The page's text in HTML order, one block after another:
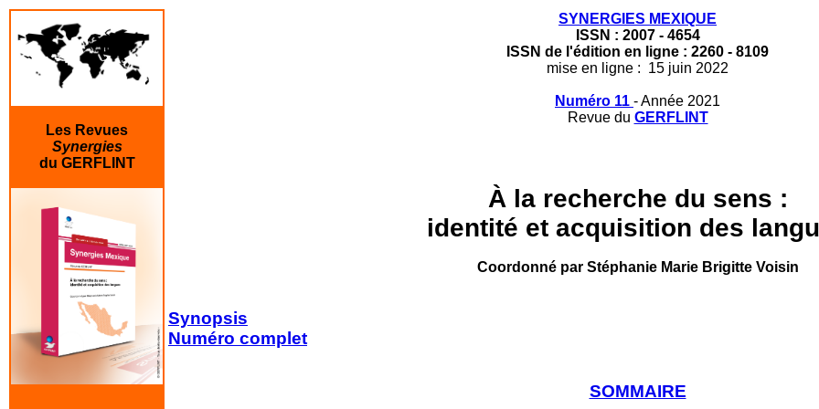
Les Revues
Synergies
du GERFLINT
SYNERGIES MEXIQUE
ISSN : 2007 - 4654
ISSN de l'édition en ligne : 2260 - 8109
mise en ligne : 15 juin 2022
Numéro 11 - Année 2021
Revue du GERFLINT
À la recherche du sens :
identité et acquisition des
Coordonné par Stéphanie Marie Brigitte Voisin
Synopsis
Numéro complet
SOMMAIRE